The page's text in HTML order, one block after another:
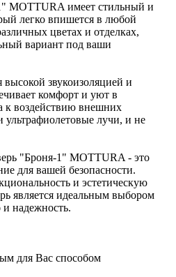
MOTTURA имеет стильный и
легко впишется в любой
цветах и отделках,
вариант под ваши
высокой звукоизоляцией и
комфорт и уют в
к воздействию внешних
ультрафиолетовые лучи, и не
"Броня-1" MOTTURA - это
для вашей безопасности.
и эстетическую
является идеальным выбором
и надежность.
для Вас способом